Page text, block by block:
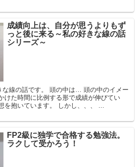
成績向上は、自分が思うよりもず
っと後に来る～私の好きな線の話
シリーズ～
な線の話です。 頭の中は… 頭の中のイメー
けた時間に比例する形で成績が伸びてい
を抱いています。 しかし、、、 ...
FP2級に独学で合格する勉強法。
ラクして受かろう！